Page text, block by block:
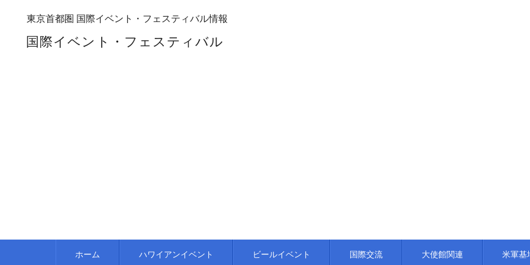
東京首都圏 国際イベント・フェスティバル情報
国際イベント・フェスティバル
ホーム ハワイアンイベント ビールイベント 国際交流 大使館関連 米軍基